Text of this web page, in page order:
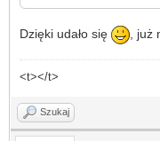
Dzięki udało się ,
<t></t>
Szukaj